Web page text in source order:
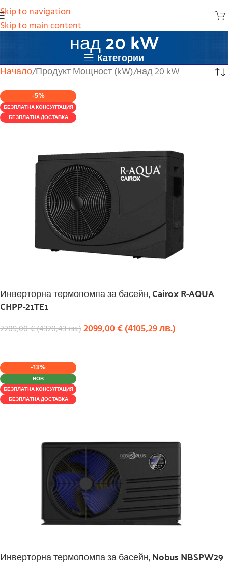
Skip to navigation
Skip to main contentнад 20 kW
Категории
Начало Продукт Мощност (kW) над 20 kW
-5%
БЕЗПЛАТНА КОНСУЛТАЦИЯ
БЕЗПЛАТНА ДОСТАВКА
Инверторна термопомпа за басейн, Cairox R-AQUA
CHPP-21TE1
2209,00€(4320,43лв.)2099,00€(4105,29лв.)
-13%
НОВ
БЕЗПЛАТНА КОНСУЛТАЦИЯ
БЕЗПЛАТНА ДОСТАВКА
Инверторна термопомпа за басейн, Nobus NBSPW29